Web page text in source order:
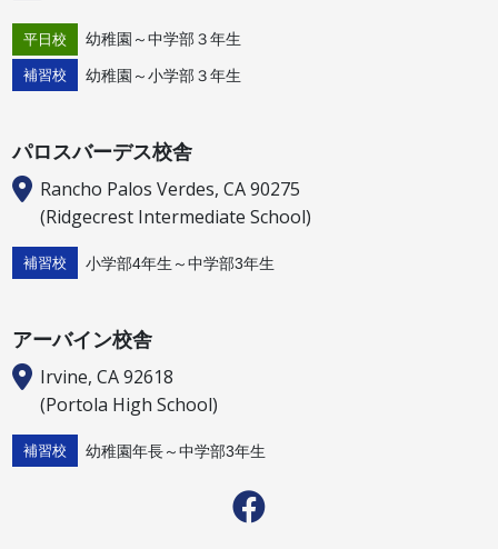
平日校 幼稚園～中学部３年生
補習校 幼稚園～小学部３年生
パロスバーデス校舎
Rancho Palos Verdes, CA 90275
(Ridgecrest Intermediate School)
補習校 小学部4年生～中学部3年生
アーバイン校舎
Irvine, CA 92618
(Portola High School)
補習校 幼稚園年長～中学部3年生